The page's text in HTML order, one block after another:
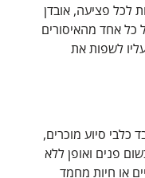
לכל פציעה, אובדן
כל אחד מהאיסורים
לשפות את
כלבי סיוע מוכרים,
פנים ואופן ללא
או חיות מחמד